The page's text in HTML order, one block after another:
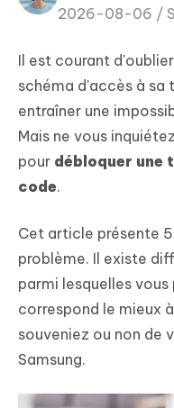
Editor
iAnyGo
2026-08-06 /
Il est courant
schéma d'accès à
entraîner une
Mais ne vous
pour débloquer une
code.
Cet article présente
problème. Il existe
parmi lesquelles
correspond le mieux
souveniez ou non de
Samsung.